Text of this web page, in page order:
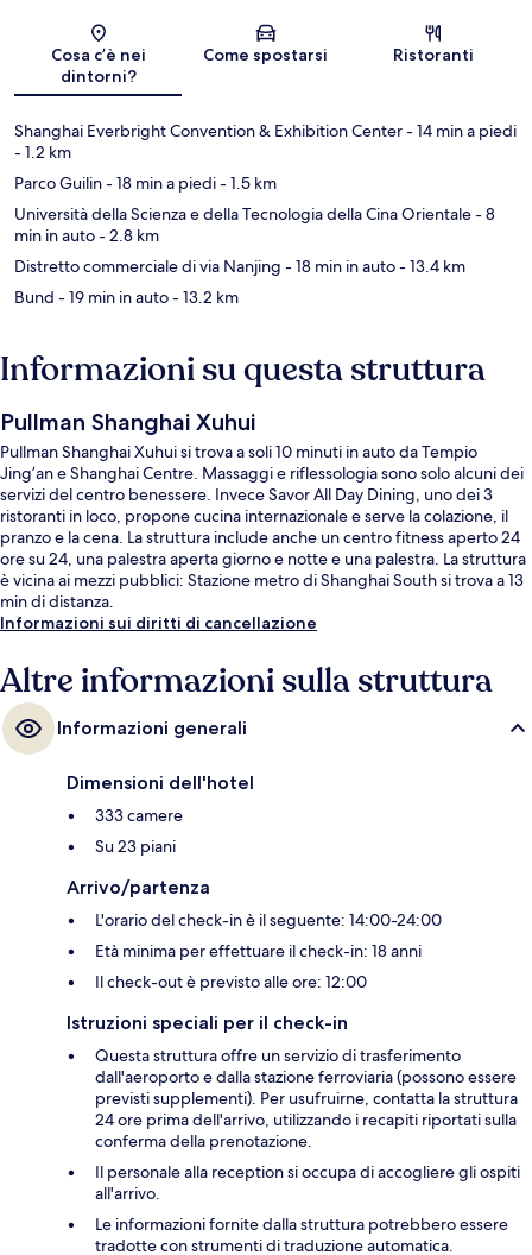
Mappa
Cosa c’è nei
dintorni?
Come spostarsi Ristoranti
Shanghai Everbright Convention & Exhibition Center- 14 min a piedi
- 1.2 km
Parco Guilin- 18 min a piedi- 1.5 km
Università della Scienza e della Tecnologia della Cina Orientale- 8
min in auto- 2.8 km
Distretto commerciale di via Nanjing - 18 min in auto- 13.4 km
Bund - 19 min in auto- 13.2 km
Informazioni su questa struttura
Pullman Shanghai Xuhui
Pullman Shanghai Xuhui si trova a soli 10 minuti in auto da Tempio
Jing’an e Shanghai Centre. Massaggi e riflessologia sono solo alcuni dei
servizi del centro benessere. Invece Savor All Day Dining, uno dei 3
ristoranti in loco, propone cucina internazionale e serve la colazione, il
pranzo e la cena. La struttura include anche un centro fitness aperto 24
ore su 24, una palestra aperta giorno e notte e una palestra. La struttura
è vicina ai mezzi pubblici: Stazione metro di Shanghai South si trova a 13
min di distanza.
Informazioni sui diritti di cancellazione
Altre informazioni sulla struttura
Informazioni generali
Dimensioni dell'hotel
333 camere
Su 23 piani
Arrivo/partenza
L'orario del check-in è il seguente: 14:00-24:00
Età minima per effettuare il check-in: 18 anni
Il check-out è previsto alle ore: 12:00
Istruzioni speciali per il check-in
Questa struttura offre un servizio di trasferimento
dall'aeroporto e dalla stazione ferroviaria (possono essere
previsti supplementi). Per usufruirne, contatta la struttura
24 ore prima dell'arrivo, utilizzando i recapiti riportati sulla
conferma della prenotazione.
Il personale alla reception si occupa di accogliere gli ospiti
all'arrivo.
Le informazioni fornite dalla struttura potrebbero essere
tradotte con strumenti di traduzione automatica.